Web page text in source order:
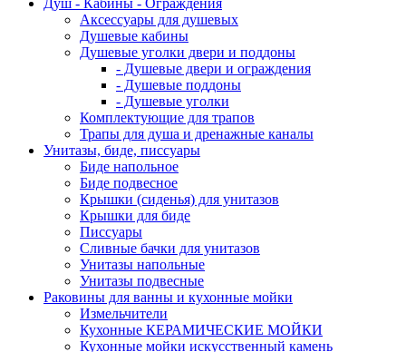
Душ - Кабины - Ограждения
Аксессуары для душевых
Душевые кабины
Душевые уголки двери и поддоны
- Душевые двери и ограждения
- Душевые поддоны
- Душевые уголки
Комплектующие для трапов
Трапы для душа и дренажные каналы
Унитазы, биде, писсуары
Биде напольное
Биде подвесное
Крышки (сиденья) для унитазов
Крышки для биде
Писсуары
Сливные бачки для унитазов
Унитазы напольные
Унитазы подвесные
Раковины для ванны и кухонные мойки
Измельчители
Кухонные КЕРАМИЧЕСКИЕ МОЙКИ
Кухонные мойки искусственный камень